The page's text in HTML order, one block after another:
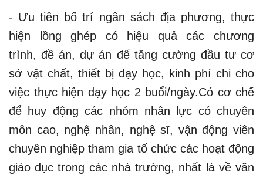
- Ưu tiên bố trí ngân sách địa phương, thực
hiện lồng ghép có hiệu quả các chương
trình, đề án, dự án để tăng cường đầu tư cơ
sở vật chất, thiết bị dạy học, kinh phí chi cho
việc thực hiện dạy học 2 buổi/ngày.Có cơ chế
để huy động các nhóm nhân lực có chuyên
môn cao, nghệ nhân, nghệ sĩ, vận động viên
chuyên nghiệp tham gia tổ chức các hoạt động
giáo dục trong các nhà trường, nhất là về văn